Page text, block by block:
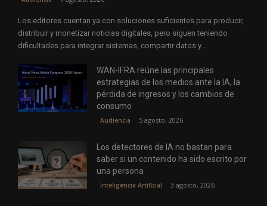
Los editores cuentan ya con soluciones suficientes para producir,
distribuir y monetizar noticias digitales, pero siguen teniendo
dificultades para integrar sistemas, compartir datos y...
WAN-IFRA reúne las principales
estrategias de los medios ante la IA, la
pérdida de ingresos y los cambios de
consumo
Audiencia 5 agosto, 2026
Los detectores de IA no bastan para
saber si un contenido ha sido escrito por
una persona
Inteligencia Artificial 3 agosto, 2026